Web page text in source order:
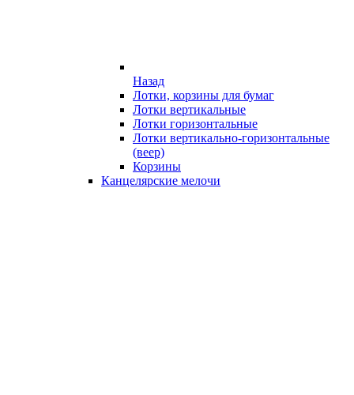
Назад
Лотки, корзины для бумаг
Лотки вертикальные
Лотки горизонтальные
Лотки вертикально-горизонтальные
(веер)
Корзины
Канцелярские мелочи